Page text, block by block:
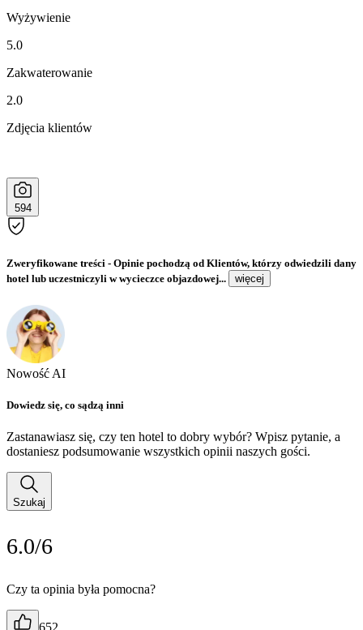
Wyżywienie
5.0
Zakwaterowanie
2.0
Zdjęcia klientów
594
Zweryfikowane treści - Opinie pochodzą od Klientów, którzy odwiedzili dany
hotel lub uczestniczyli w wycieczce objazdowej...
więcej
Nowość AI
Dowiedz się, co sądzą inni
Zastanawiasz się, czy ten hotel to dobry wybór? Wpisz pytanie, a
dostaniesz podsumowanie wszystkich opinii naszych gości.
Szukaj
6.0/6
Czy ta opinia była pomocna?